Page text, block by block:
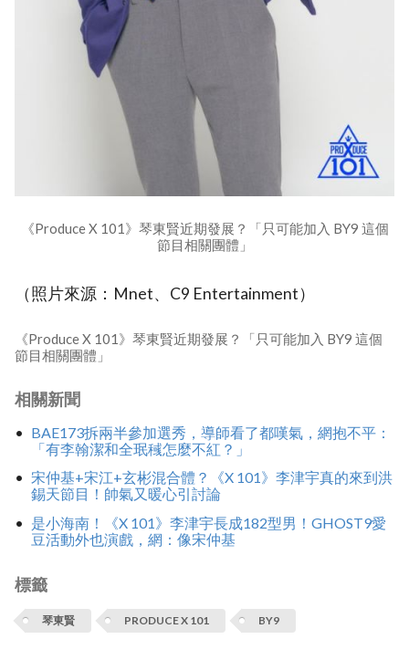
《Produce X 101》琴東賢近期發展？「只可能加入 BY9 這個
節目相關團體」
（照片來源：Mnet、C9 Entertainment）
《Produce X 101》琴東賢近期發展？「只可能加入 BY9 這個
節目相關團體」
相關新聞
BAE173拆兩半參加選秀，導師看了都嘆氣，網抱不平：
「有李翰潔和全珉稶怎麼不紅？」
宋仲基+宋江+玄彬混合體？《X 101》李津宇真的來到洪
錫天節目！帥氣又暖心引討論
是小海南！《X 101》李津宇長成182型男！GHOST9愛
豆活動外也演戲，網：像宋仲基
標籤
琴東賢 PRODUCE X 101 BY9